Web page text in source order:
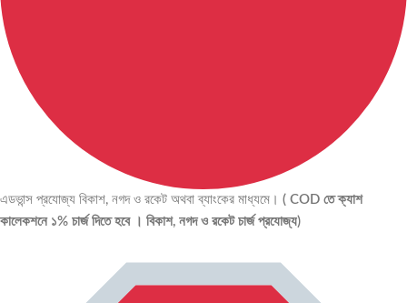
এডভান্স প্রযোজ্য বিকাশ, নগদ ও রকেট অথবা ব্যাংকের মাধ্যমে। ( COD তে ক্যাশ
কালেকশনে ১% চার্জ দিতে হবে । বিকাশ, নগদ ও রকেট চার্জ প্রযোজ্য)